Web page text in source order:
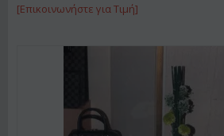
[Επικοινωνήστε για Τιμή]